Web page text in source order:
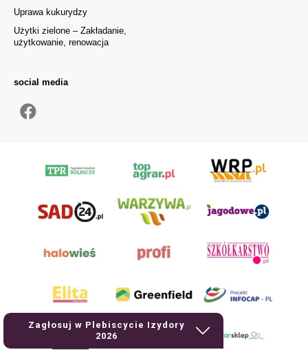
Zagłosuj w Plebiscycie Izydory
2026
Uprawa kukurydzy
Użytki zielone – Zakładanie,
użytkowanie, renowacja
social media